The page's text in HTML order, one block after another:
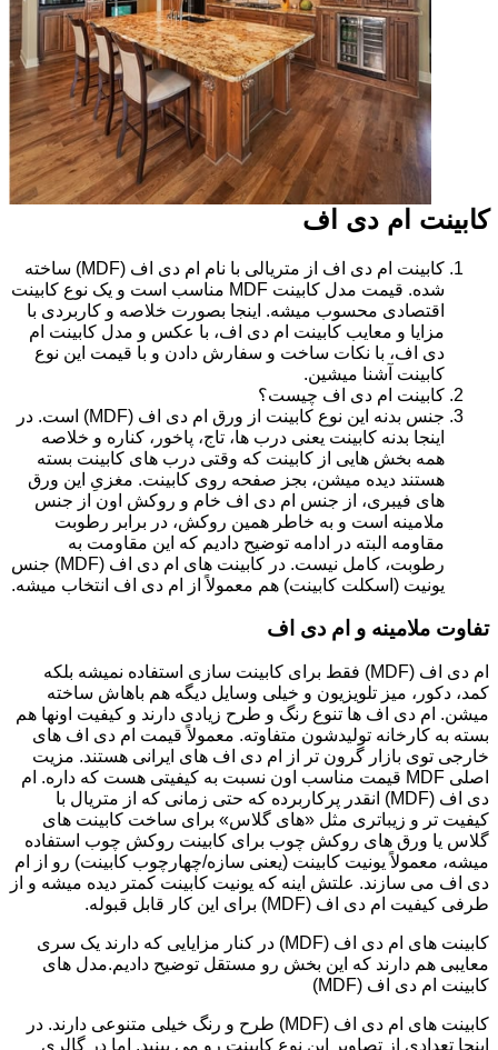
کابینت ام دی اف
کابینت ام دی اف از متریالی با نام ام دی اف (MDF) ساخته
شده. قیمت مدل کابینت MDF مناسب است و یک نوع کابینت
اقتصادی محسوب میشه. اینجا بصورت خلاصه و کاربردی با
مزایا و معایب کابینت ام دی اف، با عکس و مدل کابینت ام
دی اف، با نکات ساخت و سفارش دادن و با قیمت این نوع
کابینت آشنا میشین.
کابینت ام دی اف چیست؟
جنس بدنه این نوع کابینت از ورق ام دی اف (MDF) است. در
اینجا بدنه کابینت یعنی درب ها، تاج، پاخور، کناره و خلاصه
همه بخش هایی از کابینت که وقتی درب های کابینت بسته
هستند دیده میشن، بجز صفحه روی کابینت. مغزیِ این ورق
های فیبری، از جنس ام دی اف خام و روکش اون از جنس
ملامینه است و به خاطر همین روکش، در برابر رطوبت
مقاومه البته در ادامه توضیح دادیم که این مقاومت به
رطوبت، کامل نیست. در کابینت های ام دی اف (MDF) جنس
یونیت (اسکلت کابینت) هم معمولاً از ام دی اف انتخاب میشه.
تفاوت ملامینه و ام دی اف
ام دی اف (MDF) فقط برای کابینت سازی استفاده نمیشه بلکه
کمد، دکور، میز تلویزیون و خیلی وسایل دیگه هم باهاش ساخته
میشن. ام دی اف ها تنوع رنگ و طرح زیادی دارند و کیفیت اونها هم
بسته به کارخانه تولیدشون متفاوته. معمولاً قیمت ام دی اف های
خارجی توی بازار گرون تر از ام دی اف های ایرانی هستند. مزیت
اصلی MDF قیمت مناسب اون نسبت به کیفیتی هست که داره. ام
دی اف (MDF) انقدر پرکاربرده که حتی زمانی که از متریال با
کیفیت تر و زیباتری مثل «های گلاس» برای ساخت کابینت های
گلاس یا ورق های روکش چوب برای کابینت روکش چوب استفاده
میشه، معمولاً یونیت کابینت (یعنی سازه/چهارچوب کابینت) رو از ام
دی اف می سازند. علتش اینه که یونیت کابینت کمتر دیده میشه و از
طرفی کیفیت ام دی اف (MDF) برای این کار قابل قبوله.
کابینت های ام دی اف (MDF) در کنار مزایایی که دارند یک سری
معایبی هم دارند که این بخش رو مستقل توضیح دادیم.مدل های
کابینت ام دی اف (MDF)
کابینت های ام دی اف (MDF) طرح و رنگ خیلی متنوعی دارند. در
اینجا تعدادی از تصاویر این نوع کابینت رو می بینید. اما در گالری